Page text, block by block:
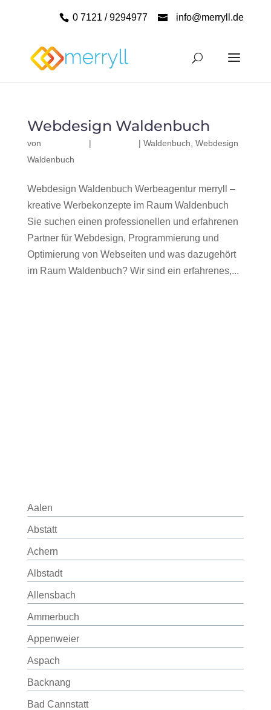
0 7121 / 9294977 info@merryll.de
Webdesign Waldenbuch
von | | Waldenbuch Webdesign
Waldenbuch
Webdesign Waldenbuch Werbeagentur merryll –
kreative Werbekonzepte im Raum Waldenbuch
Sie suchen einen professionellen und erfahrenen
Partner für Webdesign, Programmierung und
Optimierung von Webseiten und was dazugehört
im Raum Waldenbuch? Wir sind ein erfahrenes,...
Aalen
Abstatt
Achern
Albstadt
Allensbach
Ammerbuch
Appenweier
Aspach
Backnang
Bad Cannstatt